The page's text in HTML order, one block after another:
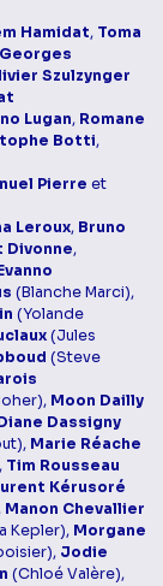
Hamidat, Toma
Georges
Szulzynger
Lugan, Romane
Botti,
Pierre et
Leroux, Bruno
Divonne,
(Blanche Marci),
(Yolande
(Jules
(Steve
Moon Dailly
Dassigny
Marie Réache
Tim Rousseau
Kérusoré
Manon Chevallier
Kepler), Morgane
Jodie
(Chloé Valère),